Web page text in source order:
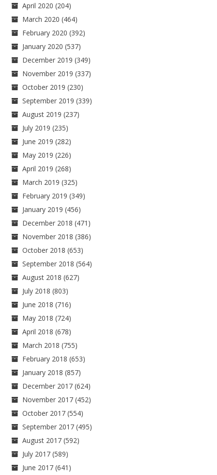
April 2020 (204)
March 2020 (464)
February 2020 (392)
January 2020 (537)
December 2019 (349)
November 2019 (337)
October 2019 (230)
September 2019 (339)
August 2019 (237)
July 2019 (235)
June 2019 (282)
May 2019 (226)
April 2019 (268)
March 2019 (325)
February 2019 (349)
January 2019 (456)
December 2018 (471)
November 2018 (386)
October 2018 (653)
September 2018 (564)
August 2018 (627)
July 2018 (803)
June 2018 (716)
May 2018 (724)
April 2018 (678)
March 2018 (755)
February 2018 (653)
January 2018 (857)
December 2017 (624)
November 2017 (452)
October 2017 (554)
September 2017 (495)
August 2017 (592)
July 2017 (589)
June 2017 (641)